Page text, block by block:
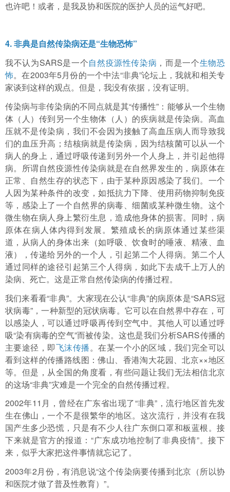
也许吧！或者，是我及协和医院的医护人员的运气好吧。
4. 非典是自然传染病还是“生物恐怖”
我不认为SARS是一个自然疫源性传染病 ，而是一个生物恐
怖。在2003年5月份的一个中法“非典”论坛上，我就和相关专
家谈到这样的观点。但是，我没有依据，没有证明。
传染病与非传染病的不同点就是其“传播性”：能够从一个生物
体（人）传到另一个生物体（人）的疾病就是传染病。高血
压就不是传染病，我们不会因为接触了高血压病人而导致我
们的血压升高；结核病就是传染病，因为结核菌可以从一个
病人的身上，通过呼吸传递到另外一个人身上，并引起他得
病。所谓自然疫源性传染病就是在自然界发生的，病原体在
正常、自然生存的状态下，由于某种原因感染了我们。一个
人因为某种条件的改变，如抵抗力下降、使用药物抑制免疫
等，感染上了一个自然界的病毒、细菌或某种微生物。这个
微生物在病人身上繁衍生息，造成他身体的损害。同时，病
原体在病人体内得到发展。繁殖成长的病原体通过某些渠
道，从病人的身体出来（如呼吸、饮食时的唾液、精液、血
液），传递给另外的一个人，引起第二个人得病。第二个人
通过同样的途径引起第三个人得病，如此下去成千上万人的
染病、死亡。这是正常自然传染病的传播过程。
我们来看看“非典”。大家现在公认“非典”的病原体是“SARS冠
状病毒”，一种新型的冠状病毒。它可以在自然界中存在，可
以感染人，可以通过呼吸再传到空气中。其他人可以通过呼
吸“染有病毒的空气”而被传染。这也是我们分析SARS传播的
主要途径，即飞沫传播。在某一个小的区域，我们完全可以
看到这样的传播路线图：佛山、香港淘大花园、北京××地区
等。但是，从全国的角度看，有些问题让我们无法相信北京
的这场“非典”灾难是一个完全的自然传播过程。
2002年11月，曾经在广东省出现了“非典”，流行地区首先发
生在佛山，一个不是很繁华的地区。这次流行，并没有在我
国产生多少恐慌，只是有不少人往广东倒口罩和板蓝根。接
下来就是官方的报道：“广东成功地控制了非典疫情”。接下
来，似乎大家把这件事情就忘记了。
2003年2月份，有消息说“这个传染病要传播到北京（所以协
和医院才做了普及性教育）”。